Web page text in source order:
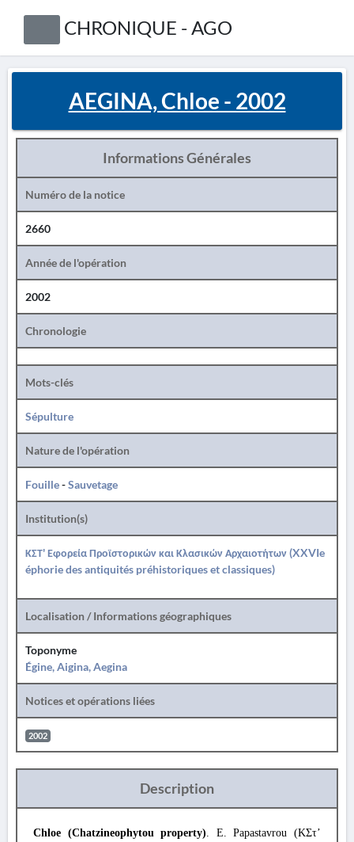
CHRONIQUE - AGO
AEGINA, Chloe - 2002
Informations Générales
Numéro de la notice
2660
Année de l'opération
2002
Chronologie
Mots-clés
Sépulture
Nature de l'opération
Fouille-Sauvetage
Institution(s)
ΚΣΤ' Εφορεία Προϊστορικών και Κλασικών Αρχαιοτήτων (XXVIe
éphorie des antiquités préhistoriques et classiques)
Localisation / Informations géographiques
Toponyme
Égine, Aigina, Aegina
Notices et opérations liées
2002
Description
Chloe (Chatzineophytou property). E. Papastavrou (ΚΣτ’